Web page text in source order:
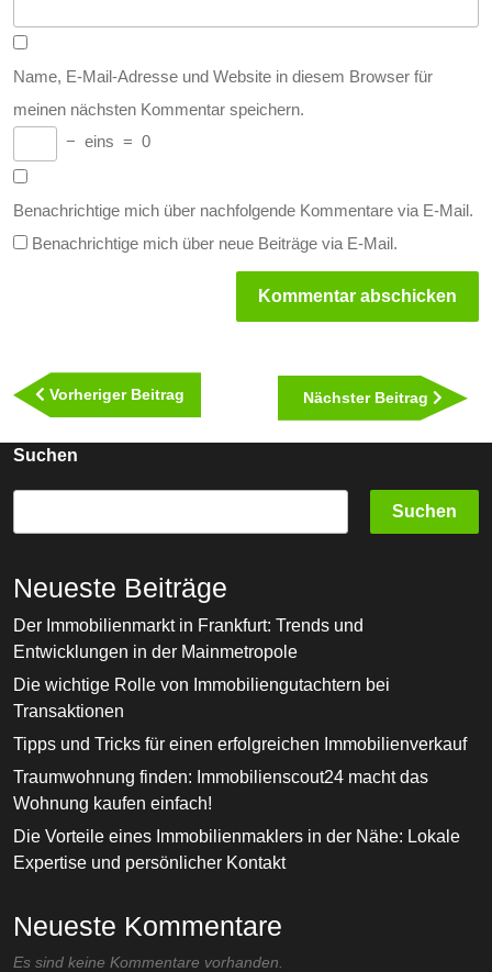
Name, E-Mail-Adresse und Website in diesem Browser für
meinen nächsten Kommentar speichern.
− eins = 0
Benachrichtige mich über nachfolgende Kommentare via E-Mail.
Benachrichtige mich über neue Beiträge via E-Mail.
Vorheriger Beitrag
Beitrag
Nächster Beitrag
Suchen
Suchen
Neueste Beiträge
Der Immobilienmarkt in Frankfurt: Trends und
Entwicklungen in der Mainmetropole
Die wichtige Rolle von Immobiliengutachtern bei
Transaktionen
Tipps und Tricks für einen erfolgreichen Immobilienverkauf
Traumwohnung finden: Immobilienscout24 macht das
Wohnung kaufen einfach!
Die Vorteile eines Immobilienmaklers in der Nähe: Lokale
Expertise und persönlicher Kontakt
Neueste Kommentare
Es sind keine Kommentare vorhanden.